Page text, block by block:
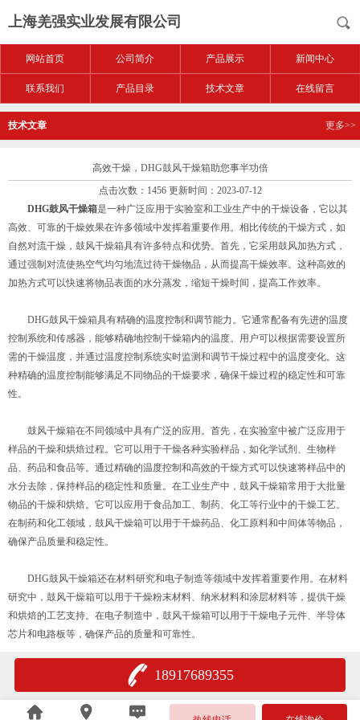
上海羌强实业发展有限公司
网站首页 公司简介 产品展示 新闻中心
联系我们 产品目录 技术文章 在线留言
技术文章 更多>>
高效干燥，DHG鼓风干燥箱助您事半功倍
点击次数：1456 更新时间：2023-07-12
DHG鼓风干燥箱是一种广泛应用于实验室和工业生产中的干燥设备，它以其
高效、可靠的干燥效果在许多领域中发挥着重要作用。相比传统的干燥方式，如
自然对流干燥，鼓风干燥箱具有许多特点和优势。首先，它采用鼓风加热方式，
通过强制对流使热空气均匀地流过待干燥物品，从而提高干燥效率。这种高效的
加热方式可以快速将物品表面的水分蒸发，缩短干燥时间，提高工作效率。
DHG鼓风干燥箱具有精确的温度控制和调节能力。它通常配备有先进的温度
控制系统和传感器，能够精确地控制干燥箱内的温度。用户可以根据需要设置所
需的干燥温度，并通过温度控制系统实时监测和调节干燥过程中的温度变化。这
种精确的温度控制能够满足不同物品的干燥要求，确保干燥过程的稳定性和可靠
性。
鼓风干燥箱在不同领域中具有广泛的应用。首先，在实验室中被广泛应用于
样品的干燥和烘焙过程。它可以用于干燥各种实验样品，如化学试剂、生物样
品、药品和食品等。通过精确的温度控制和高效的干燥方式可以快速将样品中的
水分去除，保持样品的稳定性和质量。在工业生产中，鼓风干燥箱常用于大批量
物品的干燥和烘焙。它可以应用于食品加工、制药、化工等行业中的干燥工艺。
在制药和化工领域，鼓风干燥箱可以用于干燥药品、化工原料和中间体等物品，
确保产品质量和稳定性。
DHG鼓风干燥箱还在材料研究和电子制造等领域中发挥着重要作用。在材料
研究中，鼓风干燥箱可以用于干燥粉末材料、纳米材料和涂层材料等，提供干燥
和烘焙的工艺支持。在电子制造中，鼓风干燥箱可以用于干燥电子元件、半导体
芯片和电路板等，确保产品的质量和可靠性。
18917689355